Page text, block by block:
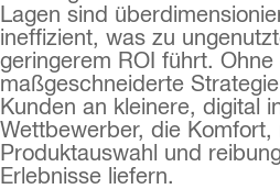
Lagen sind
ineffizient, was zu
geringerem ROI führt. Ohne
maßgeschneiderte
Kunden an kleinere, digital
Wettbewerber, die Komfort,
Produktauswahl und
Erlebnisse liefern.